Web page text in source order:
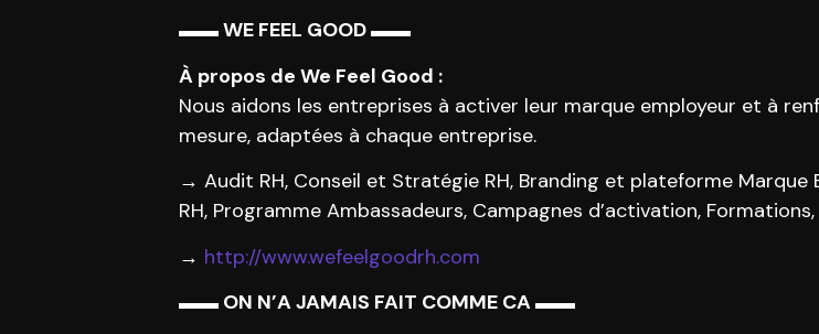
▬▬ WE FEEL GOOD ▬▬
À propos de We Feel Good :
Nous aidons les entreprises à activer leur marque employeur et à
mesure, adaptées à chaque entreprise.
→ Audit RH, Conseil et Stratégie RH, Branding et plateforme Marque
RH, Programme Ambassadeurs, Campagnes d’activation,
→ http://www.wefeelgoodrh.com
▬▬ ON N’A JAMAIS FAIT COMME CA ▬▬